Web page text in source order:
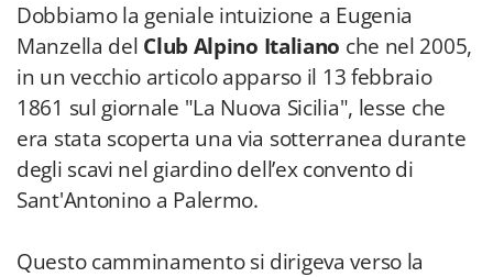
Dobbiamo la geniale intuizione a Eugenia
Manzella del Club Alpino Italiano che nel 2005,
in un vecchio articolo apparso il 13 febbraio
1861 sul giornale "La Nuova Sicilia", lesse che
era stata scoperta una via sotterranea durante
degli scavi nel giardino dell’ex convento di
Sant'Antonino a Palermo.
Questo camminamento si dirigeva verso la